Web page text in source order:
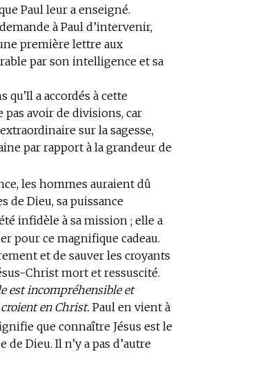
Paul leur a enseigné.
à Paul d’intervenir,
première lettre aux
par son intelligence et sa
a accordés à cette
avoir de divisions, car
sur la sagesse,
par rapport à la grandeur de
les hommes auraient dû
de Dieu, sa puissance
infidèle à sa mission ; elle a
pour ce magnifique cadeau.
et de sauver les croyants
Christ mort et ressuscité.
est incompréhensible et
en Christ. Paul en vient à
que connaître Jésus est le
Dieu. Il n’y a pas d’autre